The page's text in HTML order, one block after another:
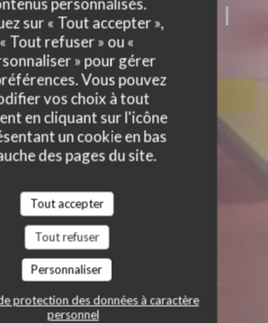
sur « Tout accepter »,
« Tout refuser » ou «
» pour gérer
Vous pouvez
vos choix à tout
en cliquant sur l'icône
un cookie en bas
des pages du site.
Tout accepter
Tout refuser
Personnaliser
protection des données à caractère
personnel
JAPONAISE |
PARIS
RÉSERVER